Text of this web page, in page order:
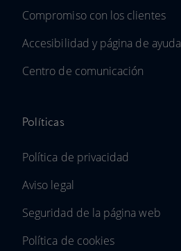
Compromiso con los clientes
Accesibilidad y página de ayuda
Centro de comunicación
Políticas
Política de privacidad
Aviso legal
Seguridad de la página web
Política de cookies